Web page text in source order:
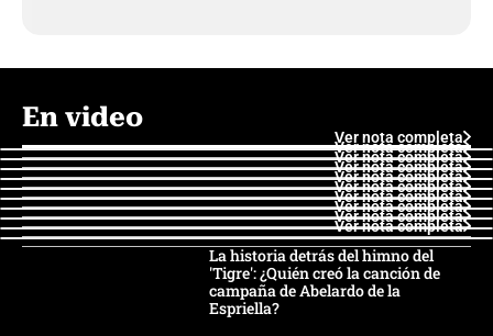
En video
Ver nota completa
Ver nota completa
Ver nota completa
Ver nota completa
Ver nota completa
Ver nota completa
Ver nota completa
Ver nota completa
Ver nota completa
Ver nota completa
La historia detrás del himno del
'Tigre': ¿Quién creó la canción de
campaña de Abelardo de la
Espriella?